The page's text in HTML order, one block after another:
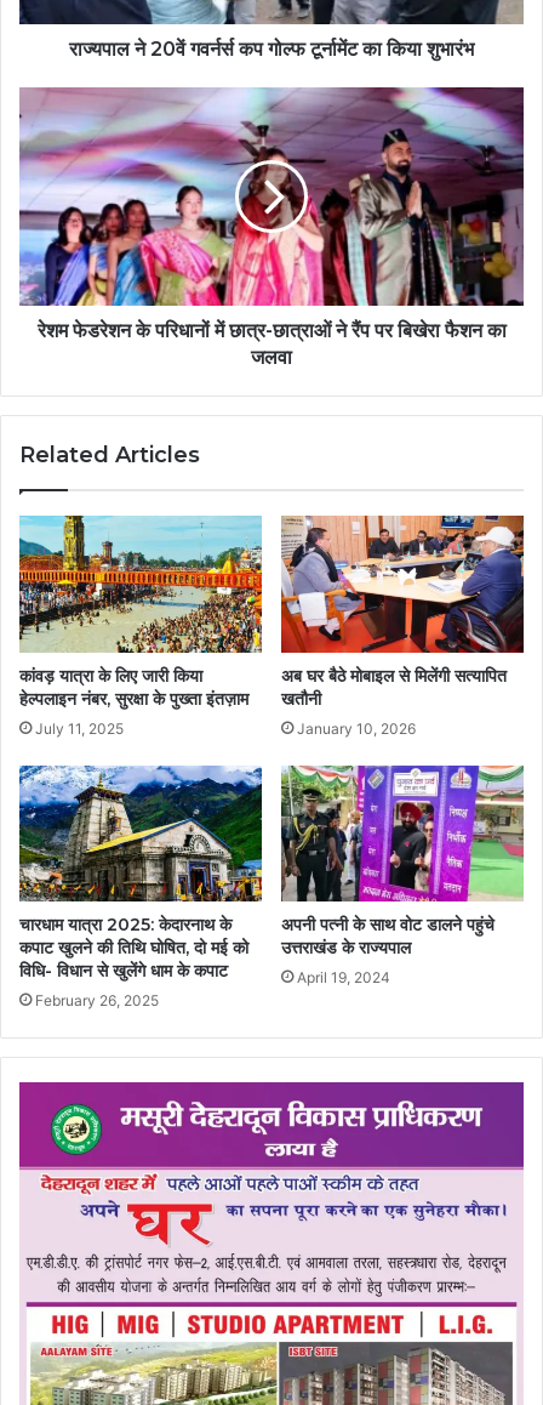
राज्यपाल ने 20वें गवर्नर्स कप गोल्फ टूर्नामेंट का किया शुभारंभ
रेशम फेडरेशन के परिधानों में छात्र-छात्राओं ने रैंप पर बिखेरा फैशन का
जलवा
Related Articles
कांवड़ यात्रा के लिए जारी किया
हेल्पलाइन नंबर, सुरक्षा के पुख्ता इंतज़ाम
July 11, 2025
अब घर बैठे मोबाइल से मिलेंगी सत्यापित
खतौनी
January 10, 2026
चारधाम यात्रा 2025: केदारनाथ के
कपाट खुलने की तिथि घोषित, दो मई को
विधि- विधान से खुलेंगे धाम के कपाट
February 26, 2025
अपनी पत्नी के साथ वोट डालने पहुंचे
उत्तराखंड के राज्यपाल
April 19, 2024